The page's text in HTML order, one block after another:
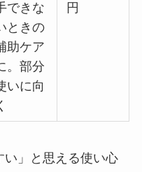
できな
ときの
助ケア
。部分
いに向
円
」と思える使い心